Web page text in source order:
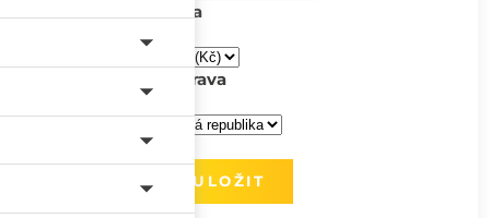
Měna
Doprava